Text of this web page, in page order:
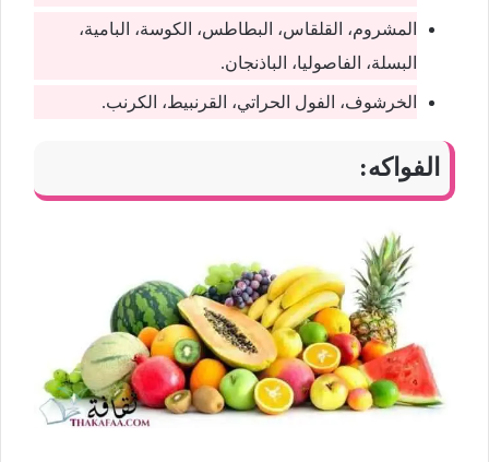
المشروم، القلقاس، البطاطس، الكوسة، البامية،
البسلة، الفاصوليا، الباذنجان.
الخرشوف، الفول الحراتي، القرنبيط، الكرنب.
الفواكه: